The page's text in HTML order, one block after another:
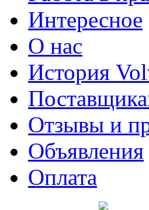
Интересное
О нас
История
Отзывы и
Объявления
Оплата